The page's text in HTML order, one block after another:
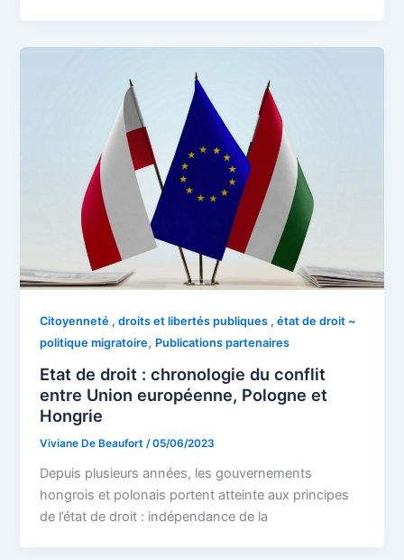
Citoyenneté , droits et libertés publiques , état de droit ~
politique migratoire, Publications partenaires
Etat de droit : chronologie du conflit
entre Union européenne, Pologne et
Hongrie
Viviane De Beaufort/05/06/2023
Depuis plusieurs années, les gouvernements
hongrois et polonais portent atteinte aux principes
de l’état de droit : indépendance de la